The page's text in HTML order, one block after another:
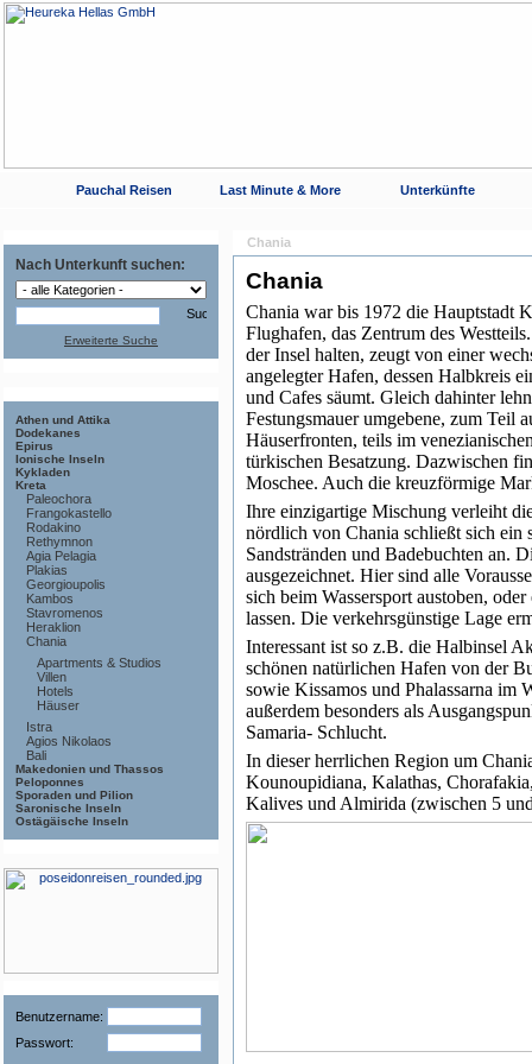
Pauchal Reisen Last Minute & More Unterkünfte
Nach Unterkunft suchen:
Erweiterte Suche
Athen und Attika
Dodekanes
Epirus
Ionische Inseln
Kykladen
Kreta
Paleochora
Frangokastello
Rodakino
Rethymnon
Agia Pelagia
Plakias
Georgioupolis
Kambos
Stavromenos
Heraklion
Chania
Apartments & Studios
Villen
Hotels
Häuser
Istra
Agios Nikolaos
Bali
Makedonien und Thassos
Peloponnes
Sporaden und Pilion
Saronische Inseln
Ostägäische Inseln
Benutzername:
Passwort:
Chania
Chania
Chania war bis 1972 die Hauptstadt
Flughafen, das Zentrum des
der Insel halten, zeugt von einer
angelegter Hafen, dessen Halbkreis
und Cafes säumt. Gleich dahinter
Festungsmauer umgebene, zum Teil
Häuserfronten, teils im
türkischen Besatzung. Dazwischen
Moschee. Auch die kreuzförmige
Ihre einzigartige Mischung verleiht
nördlich von Chania schließt sich
Sandstränden und Badebuchten an.
ausgezeichnet. Hier sind alle
sich beim Wassersport austoben,
lassen. Die verkehrsgünstige Lage
Interessant ist so z.B. die Halbinsel
schönen natürlichen Hafen von der
sowie Kissamos und Phalassarna im
außerdem besonders als
Samaria- Schlucht.
In dieser herrlichen Region um
Kounoupidiana, Kalathas,
Kalives und Almirida (zwischen 5